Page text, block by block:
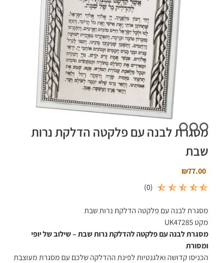
מסגרת לבנה עם פלקטה הדלקת נרות
שבת
₪77.00
(
0
)
מסגרת לבנה עם פלקטה הדלקת נרות שבת
מקט UK47285
מסגרת לבנה עם פלקטה להדלקת נרות שבת – שילוב של יופי
ומסורת
הכניסו קדושה ואלגנטיות לפינת ההדלקה שלכם עם מסגרת מעוצבת